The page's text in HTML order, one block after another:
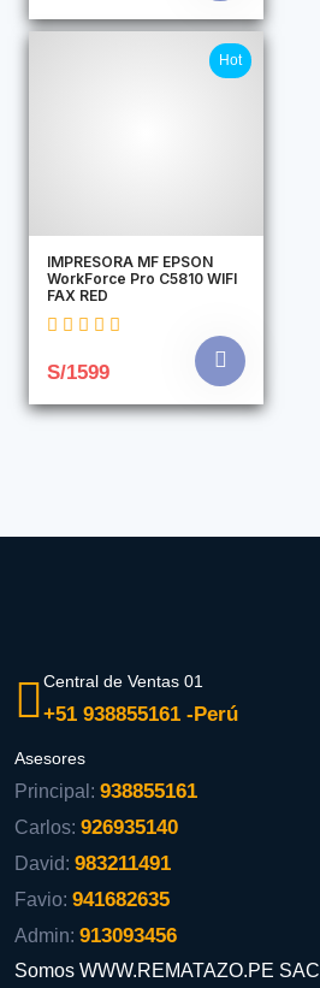
Hot
IMPRESORA MF EPSON
WorkForce Pro C5810 WIFI
FAX RED
S/1599
Central de Ventas 01
+51 938855161 -Perú
Asesores
Principal: 938855161
Carlos: 926935140
David: 983211491
Favio: 941682635
Admin: 913093456
Somos WWW.REMATAZO.PE SAC